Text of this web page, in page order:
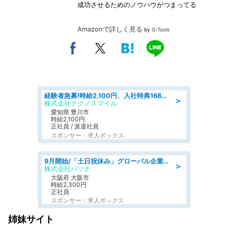
成功させるためのノウハウがつまってる
Amazonで詳しく見る by G-Tools
＞
経験者急募!時給2,100円、入社特典168万円の自動車製造業務/トヨタ自動車/tutumi
株式会社テクノスマイル
愛知県 豊川市
時給2,100円
正社員 / 派遣社員
スポンサー：求人ボックス
＞
9月開始/「土日祝休み」グローバル企業での産業保健のお仕事/保健師/高時給/残業なし/服装自由
株式会社パソナ
大阪府 大阪市
時給2,300円
正社員
スポンサー：求人ボックス
姉妹サイト